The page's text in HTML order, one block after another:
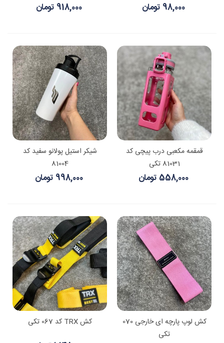
98,000 تومان 918,000 تومان
قمقمه مکعبی درب پیچی کد
81031 تکی
558,000 تومان
شیکر استیل پولانو سفید کد
81004
998,000 تومان
کش لوپ پارچه ای خارجی 070
تکی
کش TRX کد 067 تکی